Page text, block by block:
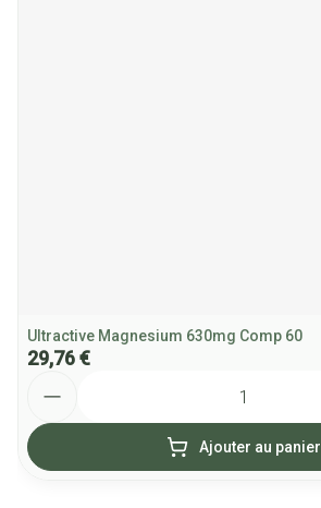
Ultractive Magnesium 630mg Comp 60
29,76 €
Ajouter au panier